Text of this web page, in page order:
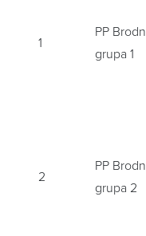
1
PP
grupa 1
2
PP
grupa 2